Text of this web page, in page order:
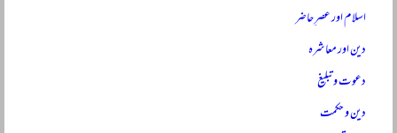
اسلام اور عصرِ حاضر
دین اور معاشرہ
دعوت و تبلیغ
دین و حکمت